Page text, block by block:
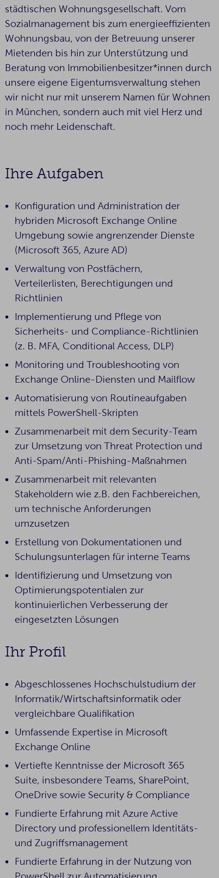
städtischen Wohnungsgesellschaft. Vom
Sozialmanagement bis zum energieeffizienten
Wohnungsbau, von der Betreuung unserer
Mietenden bis hin zur Unterstützung und
Beratung von Immobilienbesitzer*innen durch
unsere eigene Eigentumsverwaltung stehen
wir nicht nur mit unserem Namen für Wohnen
in München, sondern auch mit viel Herz und
noch mehr Leidenschaft.
Ihre Aufgaben
Konfiguration und Administration der
hybriden Microsoft Exchange Online
Umgebung sowie angrenzender Dienste
(Microsoft 365, Azure AD)
Verwaltung von Postfächern,
Verteilerlisten, Berechtigungen und
Richtlinien
Implementierung und Pflege von
Sicherheits- und Compliance-Richtlinien
(z. B. MFA, Conditional Access, DLP)
Monitoring und Troubleshooting von
Exchange Online-Diensten und Mailflow
Automatisierung von Routineaufgaben
mittels PowerShell-Skripten
Zusammenarbeit mit dem Security-Team
zur Umsetzung von Threat Protection und
Anti-Spam/Anti-Phishing-Maßnahmen
Zusammenarbeit mit relevanten
Stakeholdern wie z.B. den Fachbereichen,
um technische Anforderungen
umzusetzen
Erstellung von Dokumentationen und
Schulungsunterlagen für interne Teams
Identifizierung und Umsetzung von
Optimierungspotentialen zur
kontinuierlichen Verbesserung der
eingesetzten Lösungen
Ihr Profil
Abgeschlossenes Hochschulstudium der
Informatik/Wirtschaftsinformatik oder
vergleichbare Qualifikation
Umfassende Expertise in Microsoft
Exchange Online
Vertiefte Kenntnisse der Microsoft 365
Suite, insbesondere Teams, SharePoint,
OneDrive sowie Security & Compliance
Fundierte Erfahrung mit Azure Active
Directory und professionellem Identitäts-
und Zugriffsmanagement
Fundierte Erfahrung in der Nutzung von